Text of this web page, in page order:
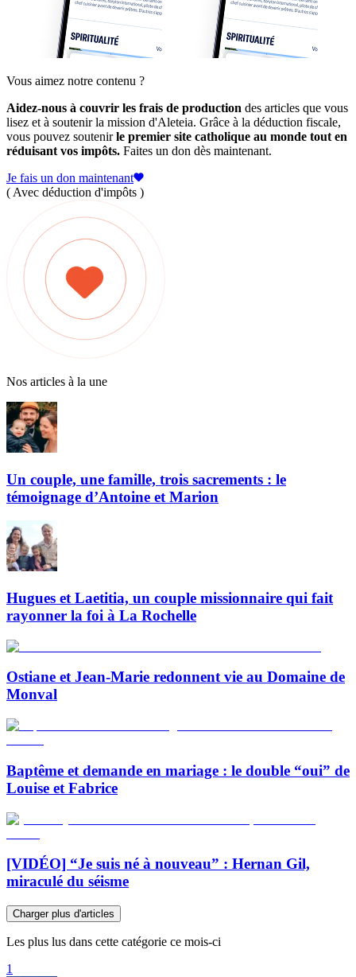
Vous aimez notre contenu ?
Aidez-nous à couvrir les frais de production des articles que vous
lisez et à soutenir la mission d'Aleteia. Grâce à la déduction fiscale,
vous pouvez soutenirle premier site catholique au monde tout en
réduisant vos impôts. Faites un don dès maintenant.
Je fais un don maintenant
( Avec déduction d'impôts )
Nos articles à la une
Un couple, une famille, trois sacrements : le
témoignage d’Antoine et Marion
Hugues et Laetitia, un couple missionnaire qui fait
rayonner la foi à La Rochelle
Ostiane et Jean-Marie redonnent vie au Domaine de
Monval
Baptême et demande en mariage : le double “oui” de
Louise et Fabrice
[VIDÉO] “Je suis né à nouveau” : Hernan Gil,
miraculé du séisme
Charger plus d'articles
Les plus lus dans cette catégorie ce mois-ci
1